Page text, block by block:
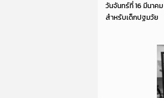
วันจันทร์ที่ 16 มีนา
สำหรับเด็กปฐมวัย